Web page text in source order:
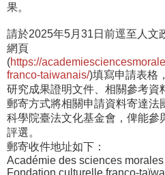
果。
請於2025年5月31日前逕至人文
網頁
(https://
franco-taiwanais/)填寫申請表格
研究成果證明文件、相關參考資
郵寄方式將相關申請資料寄達法
科學院臺法文化基金會，俾能參
評選。
郵寄收件地址如下：
Académie des sciences
Fondation culturelle franco-